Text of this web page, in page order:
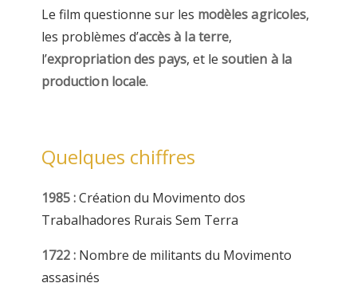
Le film questionne sur les modèles agricoles,
les problèmes d’accès à la terre,
l’expropriation des pays, et le soutien à la
production locale.
Quelques chiffres
1985 :Création du Movimento dos
Trabalhadores Rurais Sem Terra
1722 : Nombre de militants du Movimento
assasinés